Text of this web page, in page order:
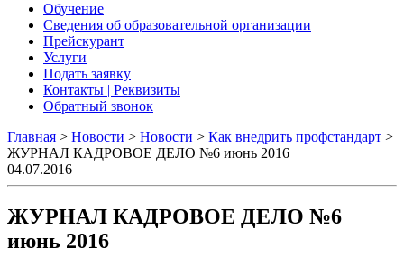
Обучение
Сведения об образовательной организации
Прейскурант
Услуги
Подать заявку
Контакты | Реквизиты
Обратный звонок
Главная > Новости > Новости > Как внедрить профстандарт >
ЖУРНАЛ КАДРОВОЕ ДЕЛО №6 июнь 2016
04.07.2016
ЖУРНАЛ КАДРОВОЕ ДЕЛО №6
июнь 2016